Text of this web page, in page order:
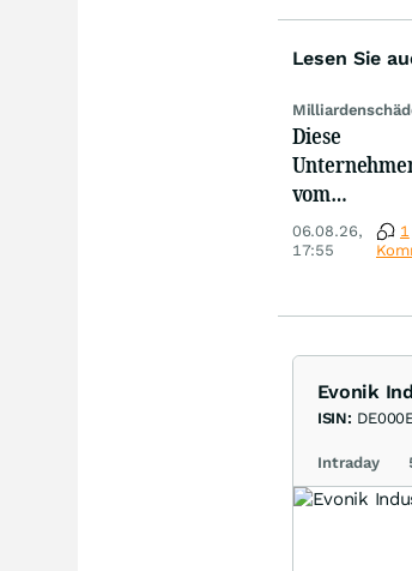
Lesen Sie
Diese
vom
Niedrigwasser
besonders
06.08.26,
17:55
1
Evonik
ISIN:
Intraday